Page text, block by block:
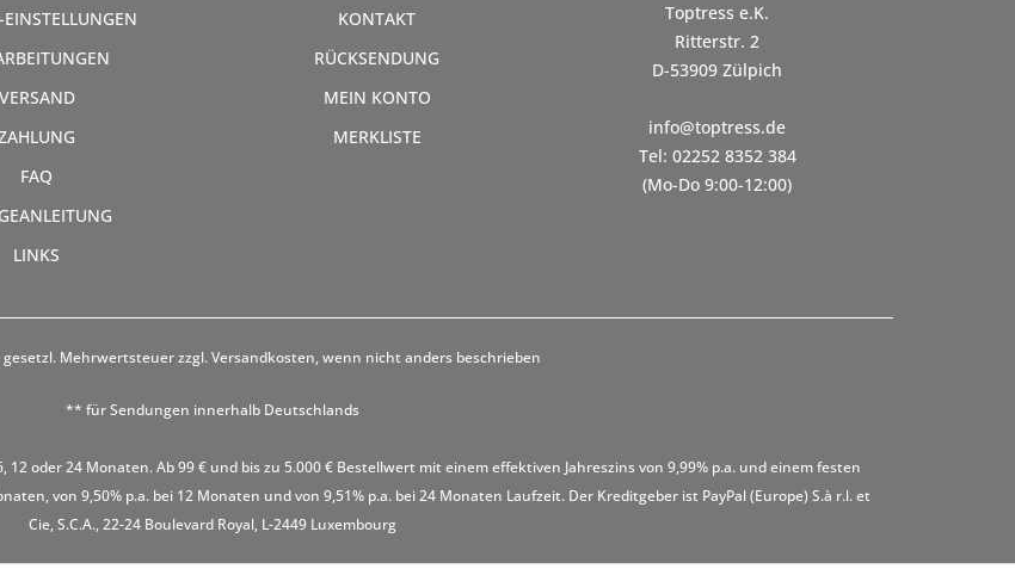
VERSAND
FAQ
LINKS
KONTAKT
RÜCKSENDUNG
MEIN KONTO
MERKLISTE
Toptress e.K.
Ritterstr. 2
D-53909 Zülpich
info@toptress.de
Tel: 02252 8352 384
(Mo-Do 9:00-12:00)
gesetzl. Mehrwertsteuer zzgl.Versandkosten, wenn nicht anders beschrieben
** für Sendungen innerhalb Deutschlands
oder 24 Monaten. Ab 99 € und bis zu 5.000 € Bestellwert mit einem effektiven Jahreszins von 9,99% p.a. und einem festen
von 9,50% p.a. bei 12 Monaten und von 9,51% p.a. bei 24 Monaten Laufzeit. Der Kreditgeber ist PayPal (Europe) S.à r.l. et
Cie, S.C.A., 22-24 Boulevard Royal, L-2449 Luxembourg